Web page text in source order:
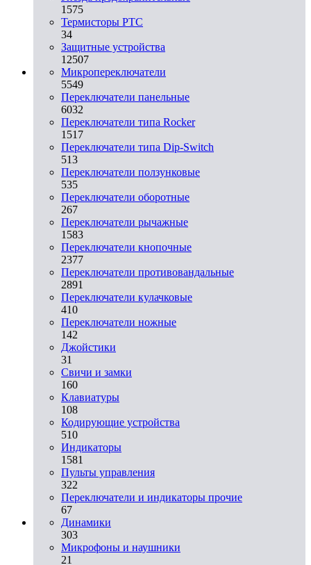
1575
Термисторы PTC
34
Защитные устройства
12507
Микропереключатели
5549
Переключатели панельные
6032
Переключатели типа Rocker
1517
Переключатели типа Dip-Switch
513
Переключатели ползунковые
535
Переключатели оборотные
267
Переключатели рычажные
1583
Переключатели кнопочные
2377
Переключатели противовандальные
2891
Переключатели кулачковые
410
Переключатели ножные
142
Джойстики
31
Свичи и замки
160
Клавиатуры
108
Кодирующие устройства
510
Индикаторы
1581
Пульты управления
322
Переключатели и индикаторы прочие
67
Динамики
303
Микрофоны и наушники
21